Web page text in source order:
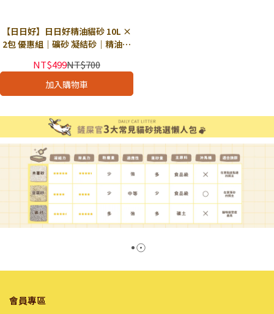
【日日好】日日好精油貓砂 10L ×
2包 優惠組｜礦砂 凝結砂｜精油香
NT$499NT$700
加入購物車
會員專區